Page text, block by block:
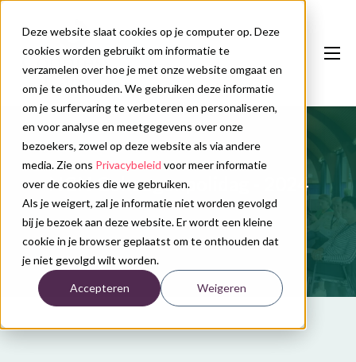
Deze website slaat cookies op je computer op. Deze
cookies worden gebruikt om informatie te
verzamelen over hoe je met onze website omgaat en
om je te onthouden. We gebruiken deze informatie
om je surfervaring te verbeteren en personaliseren,
en voor analyse en meetgegevens over onze
bezoekers, zowel op deze website als via andere
media. Zie ons Privacybeleid voor meer informatie
over de cookies die we gebruiken.
Als je weigert, zal je informatie niet worden gevolgd
bij je bezoek aan deze website. Er wordt een kleine
cookie in je browser geplaatst om te onthouden dat
je niet gevolgd wilt worden.
Accepteren Weigeren
Onze diensten
Congreskalender
Nieuws
Over ons
Contact
Plan uw congres
NGN Geheugenpolidag - 2024